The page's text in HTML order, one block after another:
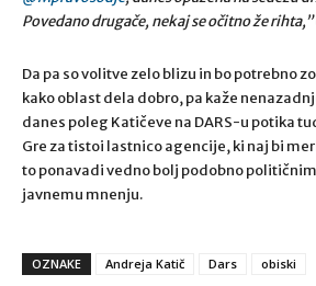
Povedano drugače, nekaj se očitno že rihta,”
Da pa so volitve zelo blizu in bo potrebno
kako oblast dela dobro, pa kaže
danes poleg Katičeve na DARS-u potika
Gre za tistoi lastnico agencije, ki naj bi
to ponavadi vedno bolj podobno
javnemu mnenju.
OZNAKE Andreja Katič Dars obiski